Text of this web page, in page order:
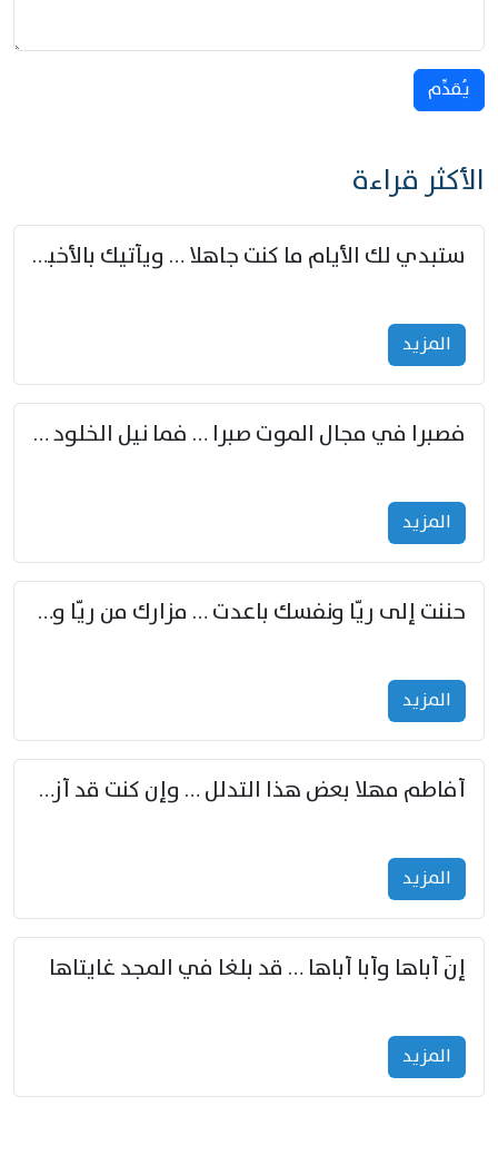
يُقدِّم
الأكثر قراءة
ستبدي لك الأيام ما كنت جاهلا … ويأتيك بالأخبار من لم تزوّد
المزید
فصبرا في مجال الموت صبرا … فما نيل الخلود بمستطاع
المزید
حننت إلى ريّا ونفسك باعدت … مزارك من ريّا وشعباكما معا
المزید
أفاطم مهلا بعض هذا التدلل … وإن كنت قد أزمعت صرمي فأجملي
المزید
إنّ أباها وأبا أباها … قد بلغا في المجد غايتاها
المزید